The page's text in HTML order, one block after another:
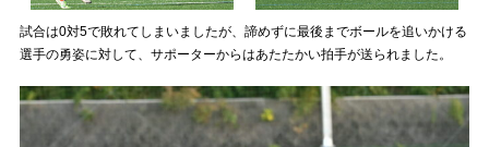
試合は0対5で敗れてしまいましたが、諦めずに最後までボールを追いかける
選手の勇姿に対して、サポーターからはあたたかい拍手が送られました。